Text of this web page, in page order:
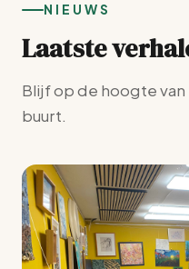
NIEUWS
Laatste
Blijf op de hoogte
buurt.